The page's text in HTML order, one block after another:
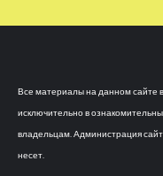
Все материалы на данном сайте
исключительно в
владельцам. Администрация
несет.